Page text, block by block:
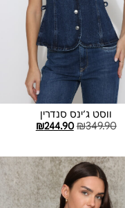
ווסט ג׳ינס סנדרין
₪349.90
₪244.90